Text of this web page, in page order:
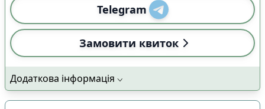
Telegram
Замовити квиток
Додаткова інформація